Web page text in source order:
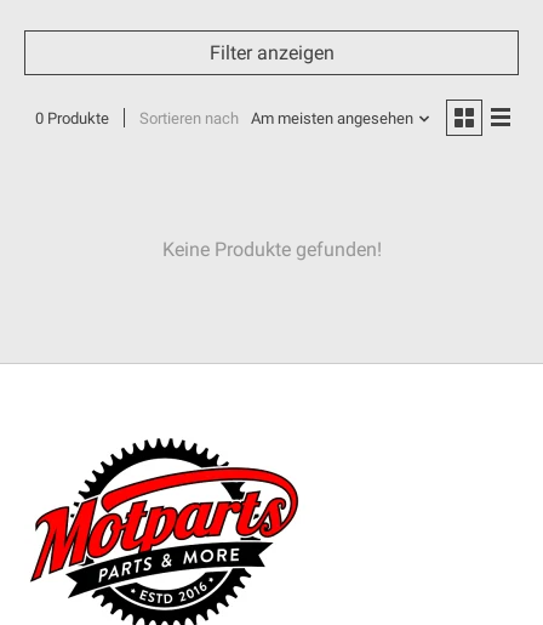
Filter anzeigen
0 Produkte Sortieren nach Am meisten angesehen
Keine Produkte gefunden!